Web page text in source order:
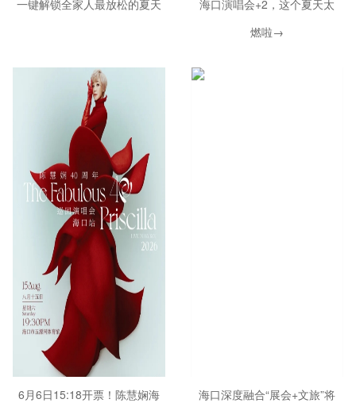
一键解锁全家人最放松的夏天
海口演唱会+2，这个夏天太
燃啦→
6月6日15:18开票！陈慧娴海
海口深度融合“展会+文旅”将